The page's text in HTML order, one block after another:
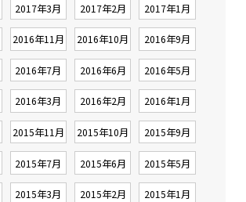
2017年3月 2017年2月 2017年1月
2016年11月 2016年10月 2016年9月
2016年7月 2016年6月 2016年5月
2016年3月 2016年2月 2016年1月
2015年11月 2015年10月 2015年9月
2015年7月 2015年6月 2015年5月
2015年3月 2015年2月 2015年1月